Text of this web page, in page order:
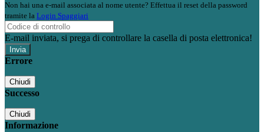
Non hai una e-mail associata al nome utente? Effettua il reset della password
tramite la Login Spaggiari
E-mail inviata, si prega di controllare la casella di posta elettronica!
Errore
Chiudi
Successo
Chiudi
Informazione